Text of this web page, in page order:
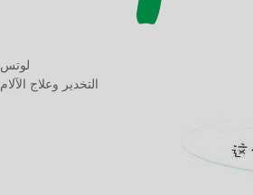
لوتس
التخدير وعلاج الآلام